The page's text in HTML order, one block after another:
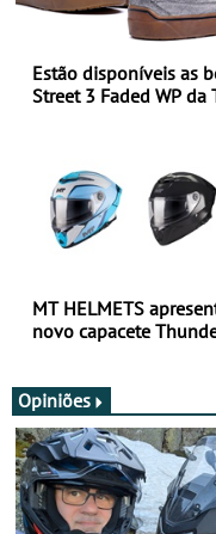
Estão disponíveis as
Street 3 Faded WP da
MT HELMETS
novo capacete
Opiniões